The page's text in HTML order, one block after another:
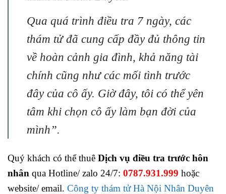
Qua quá trình điều tra 7 ngày, các
thám tử đã cung cấp đầy đủ thông tin
về hoàn cảnh gia đình, khả năng tài
chính cũng như các mối tình trước
đây của cô ấy. Giờ đây, tôi có thể yên
tâm khi chọn cô ấy làm bạn đời của
mình”.
Quý khách có thể thuê Dịch vụ điều tra trước hôn
nhân qua Hotline/ zalo 24/7: 0787.931.999 hoặc
website/ email. Công ty thám tử Hà Nội Nhân Duyên